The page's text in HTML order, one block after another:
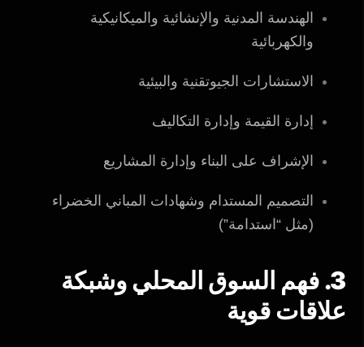
الهندسة المدنية والإنشائية والميكانيكية
والكهربائية
الاستشارات الجيوتقنية والبيئية
إدارة القيمة وإدارة التكاليف
الإشراف على البناء وإدارة المشاريع
التصميم المستدام وشهادات المباني الخضراء
(مثل “استدامة”)
3. فهم السوق المحلي وشبكة
علاقات قوية